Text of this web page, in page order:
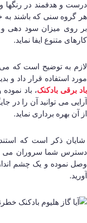
و هدفمند در رنگها
گروه سنی که باشند به
روی میزان سود دهی
متنوع ایفا نماید.
به توضیح است که می
استفاده قرار داد و
برقی بادکنک، باد نموده
می توانید آن را در
آن بهره برداری نماید.
ذکر است که استند
شما سروران می
نموده و یک چشم